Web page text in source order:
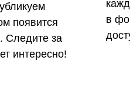
появится
Следите за
интересно!
в